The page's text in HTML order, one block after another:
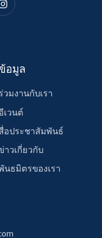
อมูล
วมงานกับเรา
เวนต์
อประชาสัมพันธ์
าวเกี่ยวกับ
นธมิตรของเรา